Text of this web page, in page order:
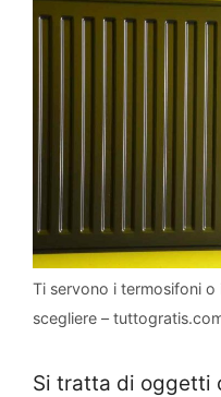
Ti servono i termosifoni
scegliere –
Si tratta di oggetti